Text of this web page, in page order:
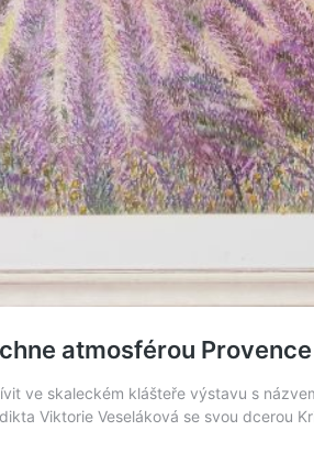
atmosférou Provence
ve skaleckém klášteře výstavu s
Viktorie Veseláková se svou dcerou